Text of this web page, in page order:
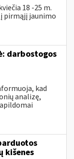
18 -25 m.
pirmąjį jaunimo
darbostogos
kad
analizę,
kišenes